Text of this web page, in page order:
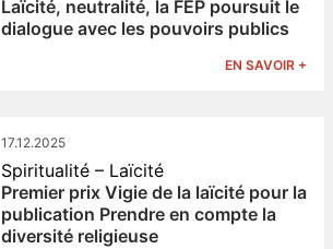
Laïcité, neutralité, la FEP poursuit le
dialogue avec les pouvoirs publics
EN SAVOIR +
17.12.2025
Spiritualité – Laïcité
Premier prix Vigie de la laïcité pour la
publication Prendre en compte la
diversité religieuse